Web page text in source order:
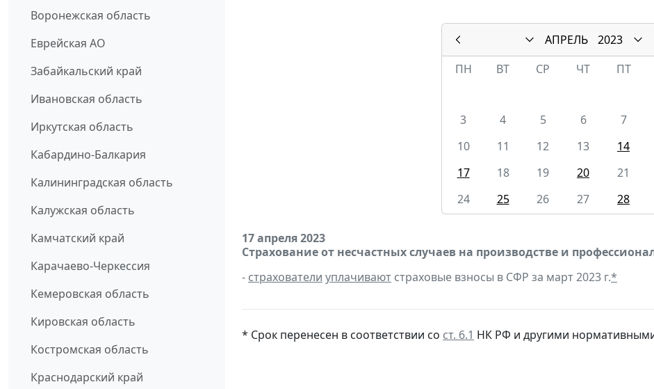
Воронежская область
Еврейская АО
Забайкальский край
Ивановская область
Иркутская область
Кабардино-Балкария
Калининградская область
Калужская область
Камчатский край
Карачаево-Черкессия
Кемеровская область
Кировская область
Костромская область
Краснодарский край
АПРЕЛЬ
2023
ПН
ВТ СР ЧТ ПТ
3
4 5 6 7
10
11 12 13 14
17
18 19 20 21
24
25 26 27 28
17 апреля 2023
Страхование от несчастных случаев на производстве и
- страхователи уплачивают страховые взносы в СФР за март 2023 г.*
* Срок перенесен в соответствии со ст. 6.1 НК РФ и другими